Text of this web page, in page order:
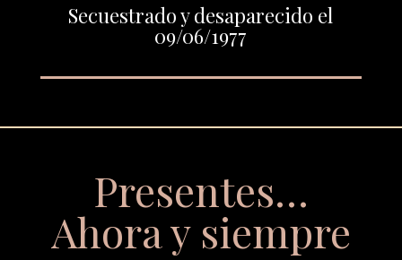
Secuestrado y desaparecido el
09/06/1977
Presentes…
Ahora y siempre